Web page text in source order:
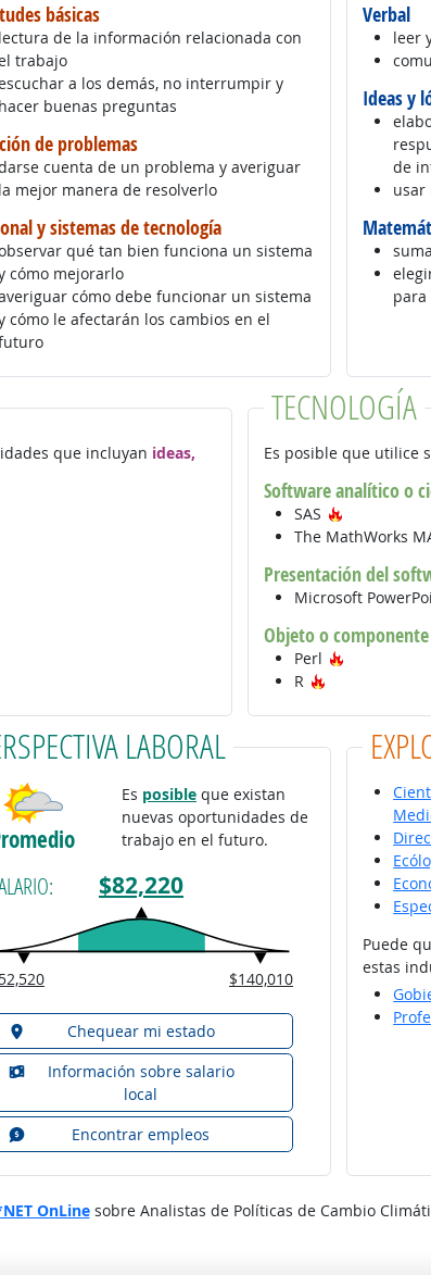
básicas
lectura de la información relacionada con
trabajo
a los demás, no interrumpir y
hacer buenas preguntas
de problemas
cuenta de un problema y averiguar
la mejor manera de resolverlo
y sistemas de tecnología
qué tan bien funciona un sistema
cómo mejorarlo
cómo debe funcionar un sistema
cómo le afectarán los cambios en el
Verbal
leer
Ideas y
de
usar
que incluyan ideas,
TECNOLOGÍA
Es posible que utilice
Software analítico o
SAS
The MathWorks
Presentación del
Microsoft
Objeto o
Perl
R
LABORAL
Es posible que existan
nuevas oportunidades de
trabajo en el futuro.
$82,220
$140,010
Chequear mi estado
Información sobre salario
local
Encontrar empleos
Puede
estas
OnLinesobre Analistas de Políticas de Cambio